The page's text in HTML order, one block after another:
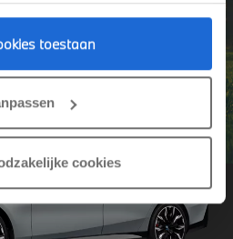
toestaan
cookies